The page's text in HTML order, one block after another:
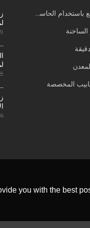
الحاسب الآلي
المخصصة
you with the best